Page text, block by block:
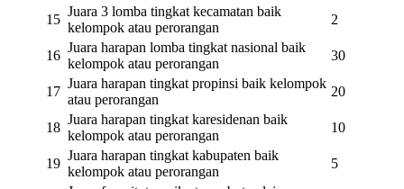
15
Juara 3 lomba tingkat kecamatan baik
kelompok atau perorangan
2
16
Juara harapan lomba tingkat nasional baik
kelompok atau perorangan
30
17
Juara harapan tingkat propinsi baik kelompok
atau perorangan
20
18
Juara harapan tingkat karesidenan baik
kelompok atau perorangan
10
19
Juara harapan tingkat kabupaten baik
kelompok atau perorangan
5